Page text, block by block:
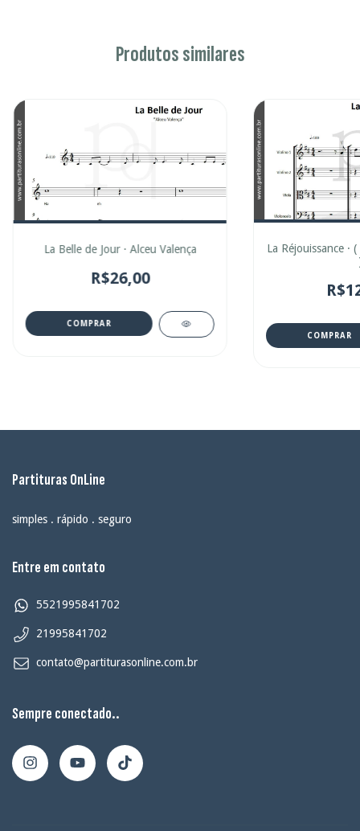
Produtos similares
La Belle de Jour · Alceu Valença
R$26,00
COMPRAR
La Réjouissance ·
Partituras OnLine
simples . rápido . seguro
Entre em contato
5521995841702
21995841702
contato@partiturasonline.com.br
Sempre conectado..